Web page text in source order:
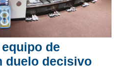
de
duelo decisivo